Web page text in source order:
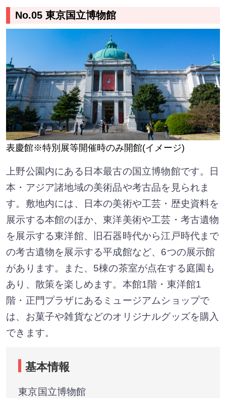
No.05 東京国立博物館
表慶館※特別展等開催時のみ開館(イメージ)
上野公園内にある日本最古の国立博物館です。日
本・アジア諸地域の美術品や考古品を見られま
す。敷地内には、日本の美術や工芸・歴史資料を
展示する本館のほか、東洋美術や工芸・考古遺物
を展示する東洋館、旧石器時代から江戸時代まで
の考古遺物を展示する平成館など、6つの展示館
があります。また、5棟の茶室が点在する庭園も
あり、散策を楽しめます。本館1階・東洋館1
階・正門プラザにあるミュージアムショップで
は、お菓子や雑貨などのオリジナルグッズを購入
できます。
基本情報
東京国立博物館